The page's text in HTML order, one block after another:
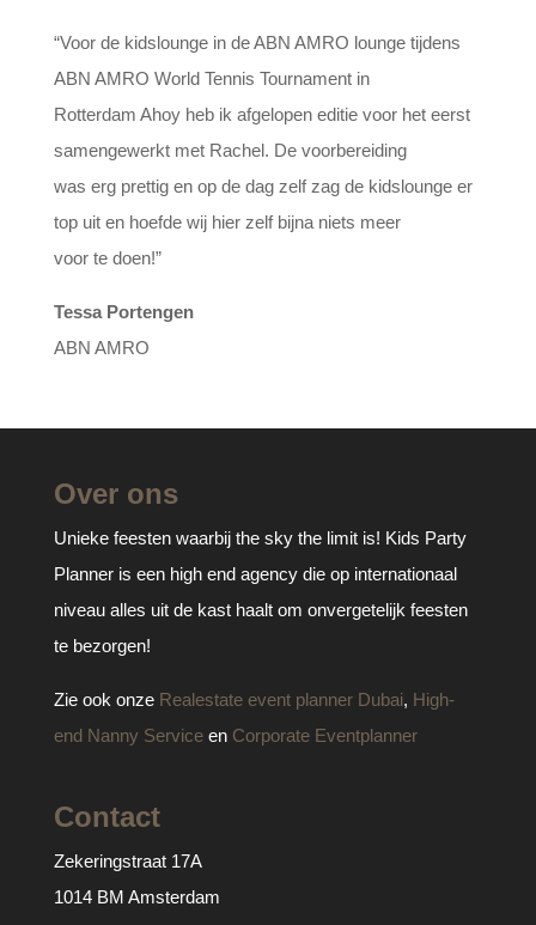
“Voor de kidslounge in de ABN AMRO lounge tijdens
ABN AMRO World Tennis Tournament in
Rotterdam Ahoy heb ik afgelopen editie voor het eerst
samengewerkt met Rachel. De voorbereiding
was erg prettig en op de dag zelf zag de kidslounge er
top uit en hoefde wij hier zelf bijna niets meer
voor te doen!”
Tessa Portengen
ABN AMRO
Over ons
Unieke feesten waarbij the sky the limit is! Kids Party
Planner is een high end agency die op internationaal
niveau alles uit de kast haalt om onvergetelijk feesten
te bezorgen!
Zie ook onze Realestate event planner Dubai, High-
end Nanny Serviceen Corporate Eventplanner
Contact
Zekeringstraat 17A
1014 BM Amsterdam